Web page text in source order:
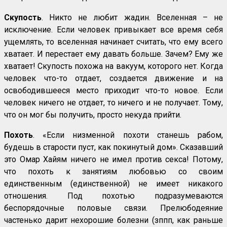
Скупость. Никто не любит жадин. Вселенная – не
исключение. Если человек привыкает все время себя
ущемлять, то вселенная начинает считать, что ему всего
хватает. И перестает ему давать больше. Зачем? Ему же
хватает! Скупость похожа на вакуум, которого нет. Когда
человек что-то отдает, создается движение и на
освободившееся место приходит что-то новое. Если
человек ничего не отдает, то ничего и не получает. Тому,
что он мог бы получить, просто некуда прийти.
Похоть. «Если низменной похоти станешь рабом,
будешь в старости пуст, как покинутый дом». Сказавший
это Омар Хайям ничего не имел против секса! Потому,
что похоть к занятиям любовью со своим
единственным (единственной) не имеет никакого
отношения. Под похотью подразумеваются
беспорядочные половые связи. Прелюбодеяние
частенько дарит нехорошие болезни (зппп, как раньше